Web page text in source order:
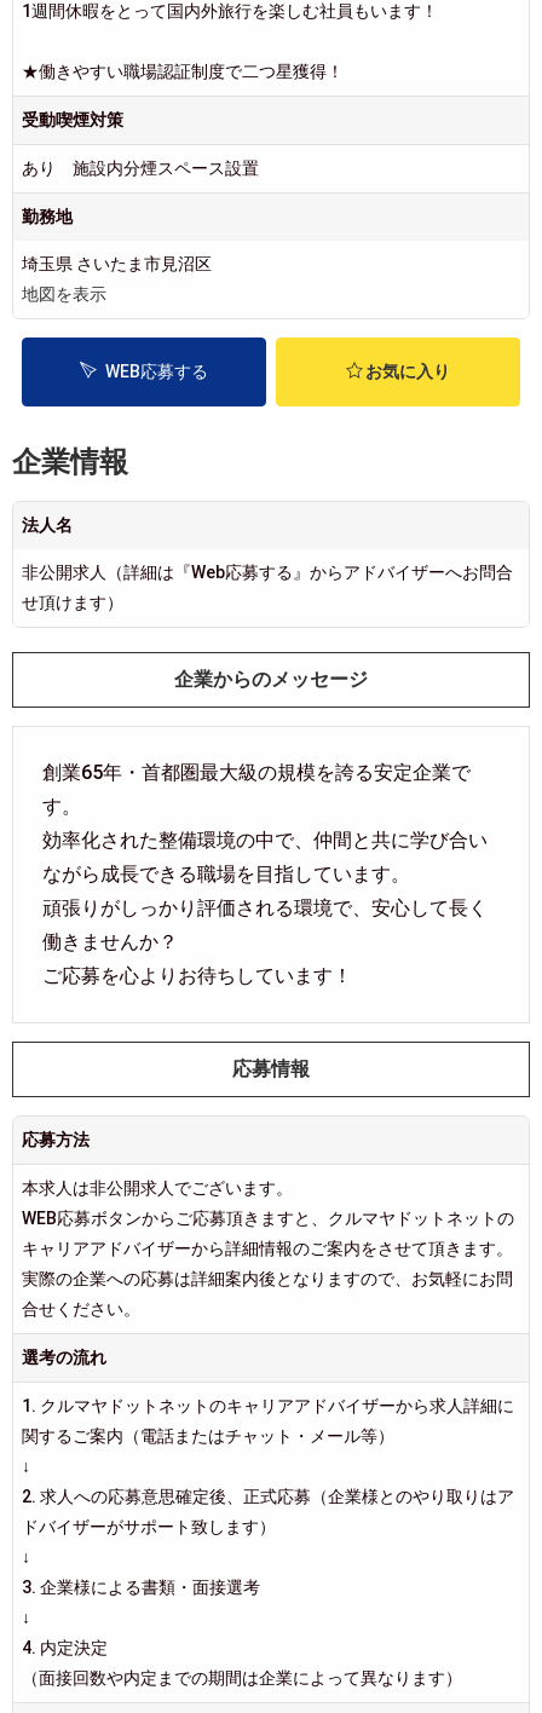
1週間休暇をとって国内外旅行を楽しむ社員もいます！
★働きやすい職場認証制度で二つ星獲得！
受動喫煙対策
あり 施設内分煙スペース設置
勤務地
埼玉県 さいたま市見沼区
地図を表示
WEB応募する お気に入り
企業情報
法人名
非公開求人（詳細は『Web応募する』からアドバイザーへお問合
せ頂けます）
企業からのメッセージ
創業65年・首都圏最大級の規模を誇る安定企業で
す。
効率化された整備環境の中で、仲間と共に学び合い
ながら成長できる職場を目指しています。
頑張りがしっかり評価される環境で、安心して長く
働きませんか？
ご応募を心よりお待ちしています！
応募情報
応募方法
本求人は非公開求人でございます。
WEB応募ボタンからご応募頂きますと、クルマヤドットネットの
キャリアアドバイザーから詳細情報のご案内をさせて頂きます。
実際の企業への応募は詳細案内後となりますので、お気軽にお問
合せください。
選考の流れ
1. クルマヤドットネットのキャリアアドバイザーから求人詳細に
関するご案内（電話またはチャット・メール等）
↓
2. 求人への応募意思確定後、正式応募（企業様とのやり取りはア
ドバイザーがサポート致します）
↓
3. 企業様による書類・面接選考
↓
4. 内定決定
（面接回数や内定までの期間は企業によって異なります）